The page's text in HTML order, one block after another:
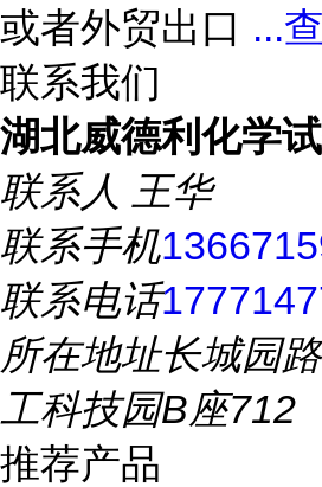
或者外贸出口 ...
联系我们
湖北威德利化学
联系人 王华
联系手机
联系电话
所在地址长城园
工科技园B座712
推荐产品